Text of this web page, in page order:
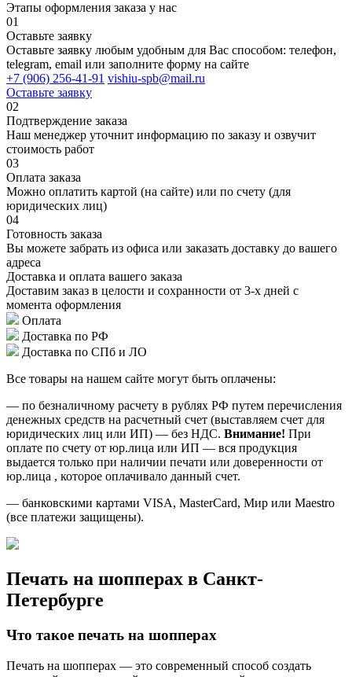
Этапы оформления заказа у нас
01
Оставьте заявку
Оставьте заявку любым удобным для Вас способом: телефон,
telegram, email или заполните форму на сайте
+7 (906) 256-41-91 vishiu-spb@mail.ru
Оставьте заявку
02
Подтверждение заказа
Наш менеджер уточнит информацию по заказу и озвучит
стоимость работ
03
Оплата заказа
Можно оплатить картой (на сайте) или по счету (для
юридических лиц)
04
Готовность заказа
Вы можете забрать из офиса или заказать доставку до вашего
адреса
Доставка и оплата вашего заказа
Доставим заказ в целости и сохранности от 3-х дней с
момента оформления
Оплата
Доставка по РФ
Доставка по СПб и ЛО
Все товары на нашем сайте могут быть оплачены:
— по безналичному расчету в рублях РФ путем перечисления
денежных средств на расчетный счет (выставляем счет для
юридических лиц или ИП) — без НДС. Внимание! При
оплате по счету от юр.лица или ИП — вся продукция
выдается только при наличии печати или доверенности от
юр.лица , которое оплачивало данный счет.
— банковскими картами VISA, MasterCard, Мир или Maestro
(все платежи защищены).
Печать на шопперах в Санкт-
Петербурге
Что такое печать на шопперах
Печать на шопперах — это современный способ создать